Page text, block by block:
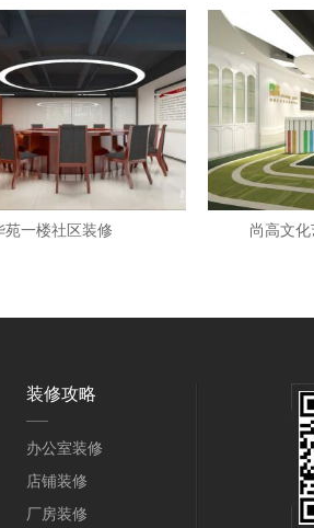
苑一楼社区装修 尚高文
装修攻略
办公室装修
店铺装修
厂房装修